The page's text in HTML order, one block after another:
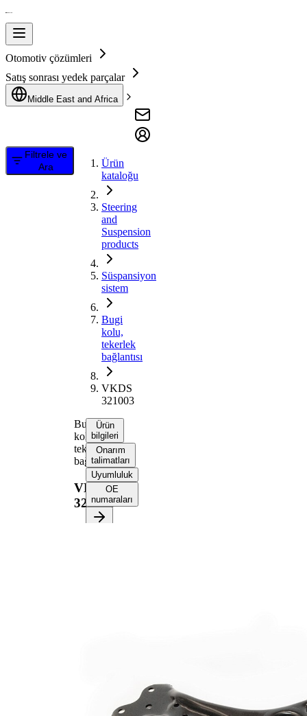
Otomotiv çözümleri
Satış sonrası yedek parçalar
Middle East and Africa
Filtrele ve
Ara
Ürün
kataloğu
Steering
and
Suspension
products
Süspansiyon
sistem
Bugi
kolu,
tekerlek
bağlantısı
VKDS
321003
Bugi
kolu,
tekerlek
bağlantısı
VKDS
321003
Ürün
bilgileri
Onarım
talimatları
Uyumluluk
OE
numaraları